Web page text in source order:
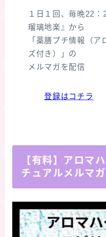
１日１回、毎晩22
瑠璃地楽』から
「薬膳プチ情報（ア
ズ付き）」の
メルマガを配信
登録はコチラ
【有料】アロマ
チュアルメルマガ